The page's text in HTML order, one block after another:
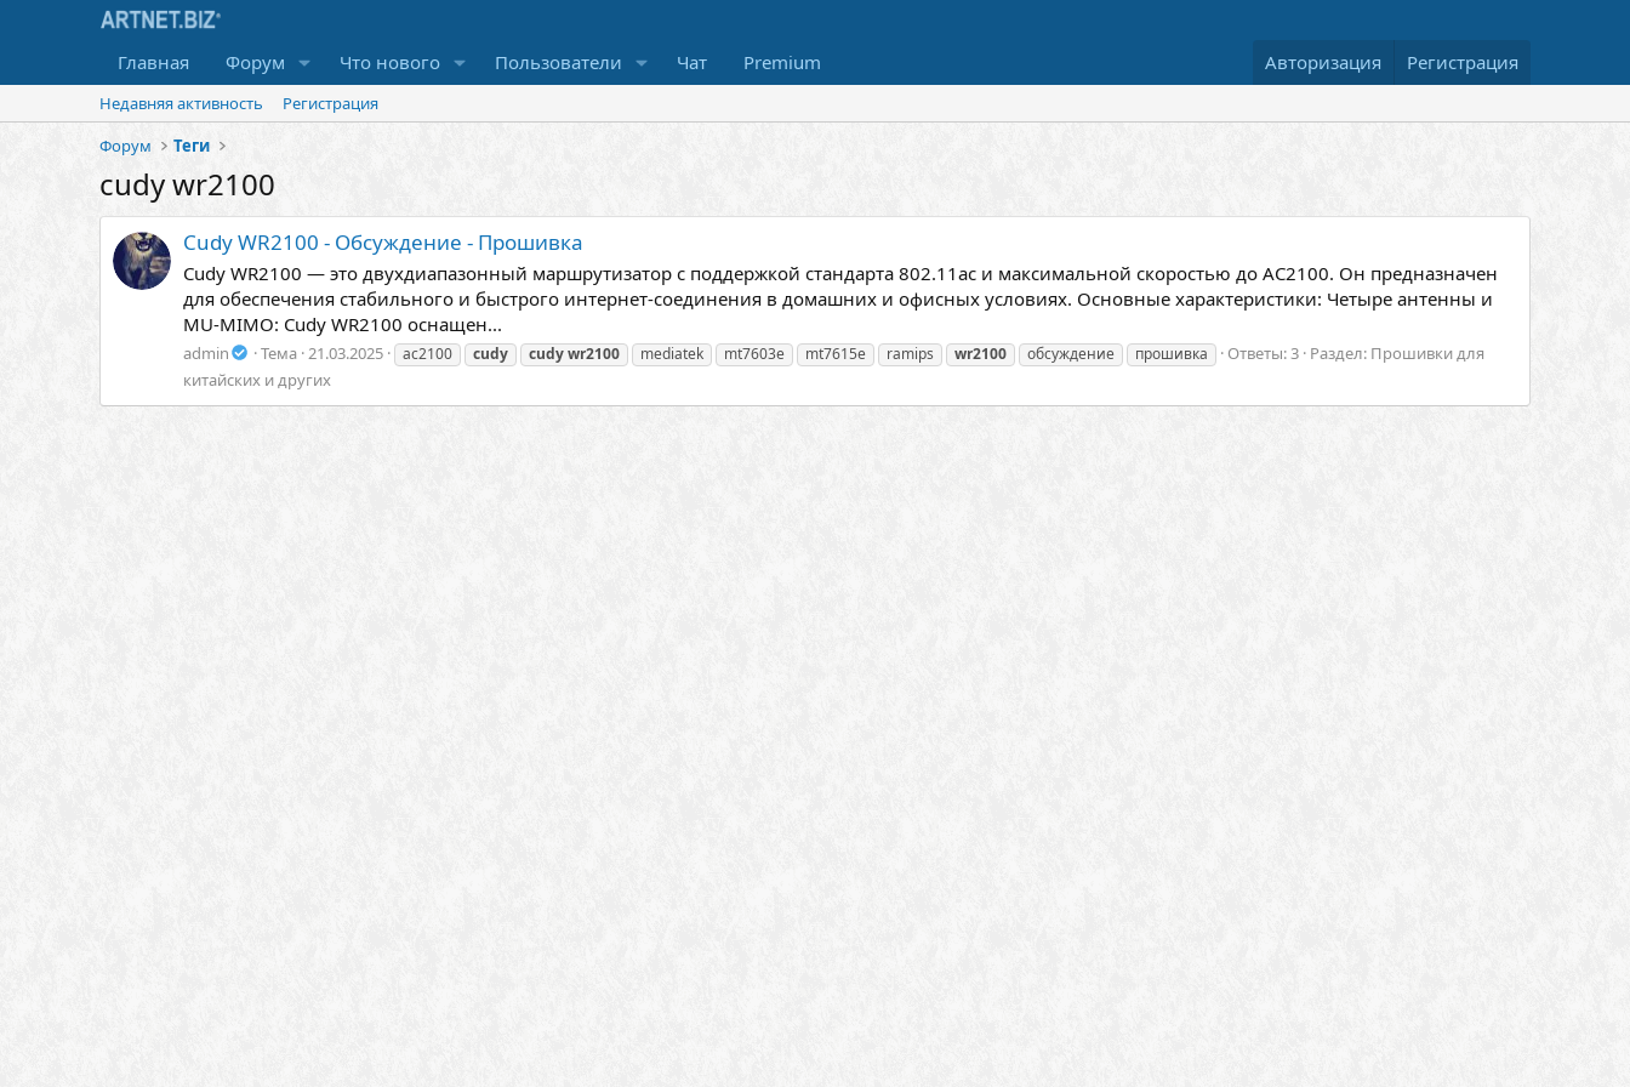
Главная Форум Что нового Пользователи Чат Premium Авторизация Регистрация
Недавняя активность
Регистрация
Форум
Теги
cudy wr2100
Cudy WR2100 - Обсуждение - Прошивка
Cudy WR2100 — это двухдиапазонный маршрутизатор с поддержкой стандарта 802.11ac и максимальной скоростью до AC2100. Он предназначен
для обеспечения стабильного и быстрого интернет-соединения в домашних и офисных условиях. Основные характеристики: Четыре антенны и
MU-MIMO: Cudy WR2100 оснащен...
admin Тема 21.03.2025 ac2100 cudy cudywr2100 mediatek mt7603e mt7615e ramips wr2100 обсуждение прошивка Ответы: 3 Раздел: Прошивки для
китайских и других